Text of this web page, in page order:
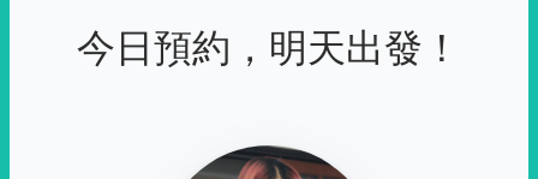
今日預約，明天出發！